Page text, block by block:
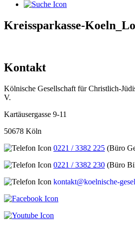
Kreissparkasse-
Kontakt
Kölnische Gesellschaft für Christlich-
V.
Kartäusergasse 9-11
50678 Köln
0221 / 3382 225 (Büro
0221 / 3382 230 (Büro
kontakt@koelnische-